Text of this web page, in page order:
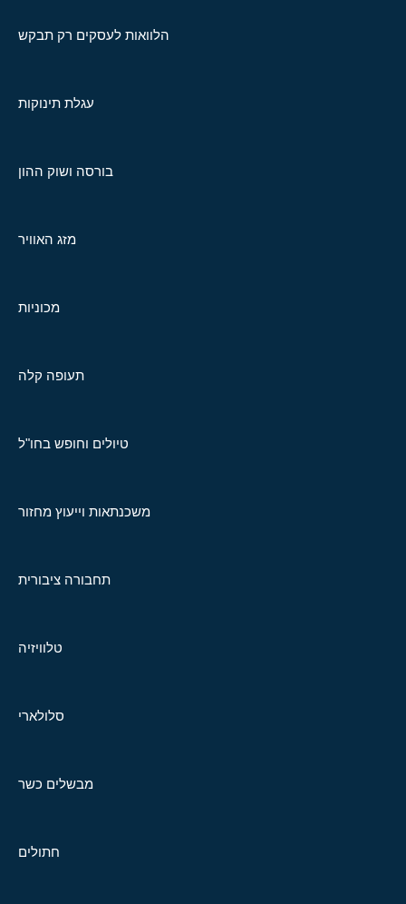
הלוואות לעסקים רק תבקש
עגלת תינוקות
בורסה ושוק ההון
מזג האוויר
מכוניות
תעופה קלה
טיולים וחופש בחו"ל
משכנתאות וייעוץ מחזור
תחבורה ציבורית
טלוויזיה
סלולארי
מבשלים כשר
חתולים